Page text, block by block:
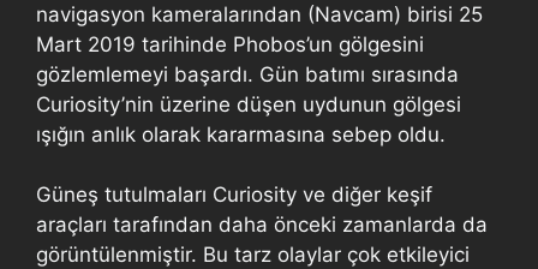
navigasyon kameralarından (Navcam) birisi 25
Mart 2019 tarihinde Phobos’un gölgesini
gözlemlemeyi başardı. Gün batımı sırasında
Curiosity’nin üzerine düşen uydunun gölgesi
ışığın anlık olarak kararmasına sebep oldu.
Güneş tutulmaları Curiosity ve diğer keşif
araçları tarafından daha önceki zamanlarda da
görüntülenmiştir. Bu tarz olaylar çok etkileyici